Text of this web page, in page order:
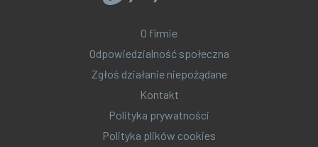
O firmie
Odpowiedzialność społeczna
Zgłoś działanie niepożądane
Kontakt
Polityka prywatności
Polityka plików cookies